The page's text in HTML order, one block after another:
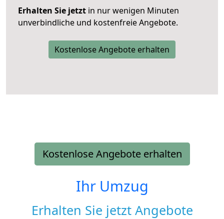
Erhalten Sie jetzt in nur wenigen Minuten
unverbindliche und kostenfreie Angebote.
Kostenlose Angebote erhalten
Kostenlose Angebote erhalten
Ihr Umzug
Erhalten Sie jetzt Angebote